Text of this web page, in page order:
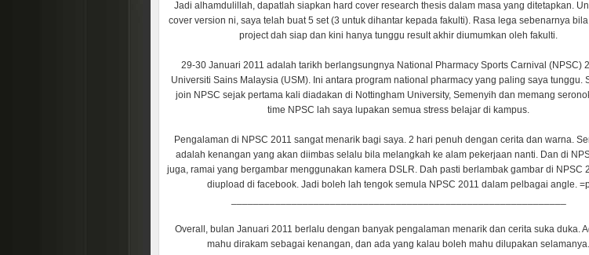
Jadi alhamdulillah, dapatlah siapkan hard cover research thesis dalam masa yang ditetapkan.
cover version ni, saya telah buat 5 set (3 untuk dihantar kepada fakulti). Rasa lega sebenarnya
project dah siap dan kini hanya tunggu result akhir diumumkan oleh fakulti.
29-30 Januari 2011 adalah tarikh berlangsungnya National Pharmacy Sports Carnival (NPSC)
Universiti Sains Malaysia (USM). Ini antara program national pharmacy yang paling saya tunggu.
join NPSC sejak pertama kali diadakan di Nottingham University, Semenyih dan memang
time NPSC lah saya lupakan semua stress belajar di kampus.
Pengalaman di NPSC 2011 sangat menarik bagi saya. 2 hari penuh dengan cerita dan warna.
adalah kenangan yang akan diimbas selalu bila melangkah ke alam pekerjaan nanti. Dan di
juga, ramai yang bergambar menggunakan kamera DSLR. Dah pasti berlambak gambar di NPSC
diupload di facebook. Jadi boleh lah tengok semula NPSC 2011 dalam pelbagai angle.
Overall, bulan Januari 2011 berlalu dengan banyak pengalaman menarik dan cerita suka duka.
mahu dirakam sebagai kenangan, dan ada yang kalau boleh mahu dilupakan selamanya.